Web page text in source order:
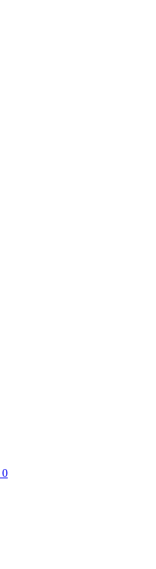
0